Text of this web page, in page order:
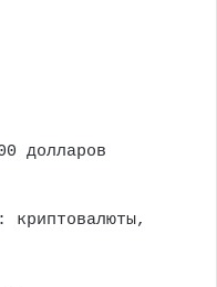
долларов
криптовалюты,